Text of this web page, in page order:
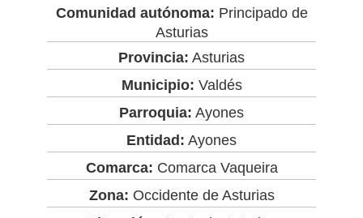
Comunidad autónoma: Principado de
Asturias
Provincia: Asturias
Municipio: Valdés
Parroquia: Ayones
Entidad: Ayones
Comarca: Comarca Vaqueira
Zona: Occidente de Asturias